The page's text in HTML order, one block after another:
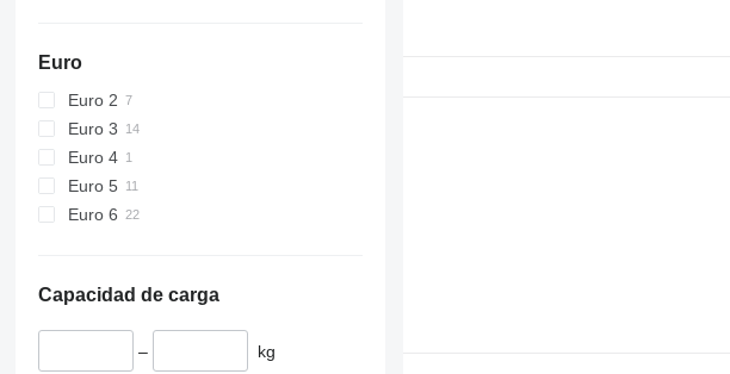
Euro
Euro 2
Euro 3
Euro 4
Euro 5
Euro 6
Capacidad de carga
– kg